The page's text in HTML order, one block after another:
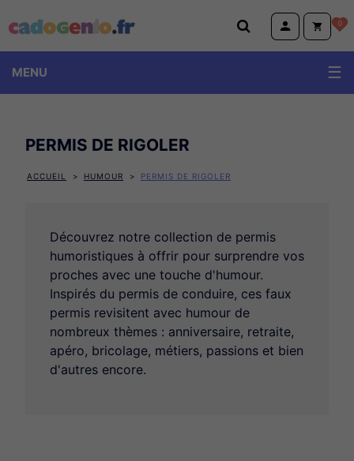
Cadogenio.fr 0
MENU
Humour Ado-Adulte
PERMIS DE RIGOLER
ACCUEIL HUMOUR PERMIS DE RIGOLER
Découvrez notre collection de permis
humoristiques à offrir pour surprendre vos
proches avec une touche d'humour.
Inspirés du permis de conduire, ces faux
permis revisitent avec humour de
nombreux thèmes : anniversaire, retraite,
apéro, bricolage, métiers, passions et bien
d'autres encore.